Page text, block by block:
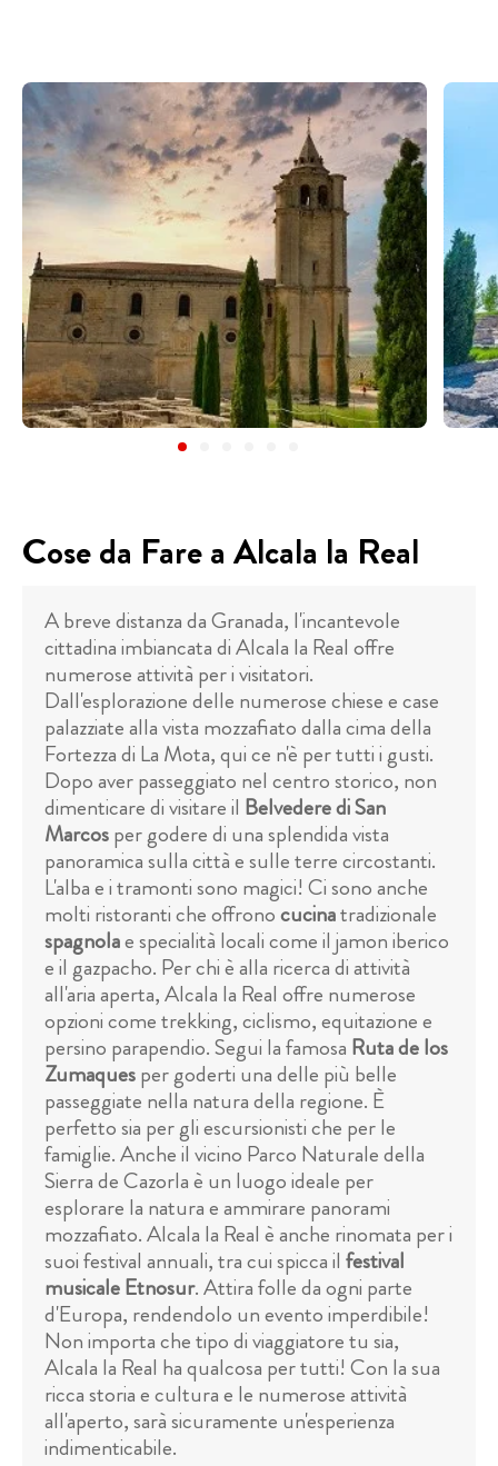
Cose da Fare a Alcala la Real
A breve distanza da Granada, l'incantevole
cittadina imbiancata di Alcala la Real offre
numerose attività per i visitatori.
Dall'esplorazione delle numerose chiese e case
palazziate alla vista mozzafiato dalla cima della
Fortezza di La Mota, qui ce n'è per tutti i gusti.
Dopo aver passeggiato nel centro storico, non
dimenticare di visitare il Belvedere di San
Marcosper godere di una splendida vista
panoramica sulla città e sulle terre circostanti.
L'alba e i tramonti sono magici! Ci sono anche
molti ristoranti che offronocucinatradizionale
spagnolae specialità locali come il jamon iberico
e il gazpacho. Per chi è alla ricerca di attività
all'aria aperta, Alcala la Real offre numerose
opzioni come trekking, ciclismo, equitazione e
persino parapendio. Segui la famosa Ruta de los
Zumaquesper goderti una delle più belle
passeggiate nella natura della regione. È
perfetto sia per gli escursionisti che per le
famiglie. Anche il vicino Parco Naturale della
Sierra de Cazorla è un luogo ideale per
esplorare la natura e ammirare panorami
mozzafiato. Alcala la Real è anche rinomata per i
suoi festival annuali, tra cui spicca il festival
musicale Etnosur. Attira folle da ogni parte
d'Europa, rendendolo un evento imperdibile!
Non importa che tipo di viaggiatore tu sia,
Alcala la Real ha qualcosa per tutti! Con la sua
ricca storia e cultura e le numerose attività
all'aperto, sarà sicuramente un'esperienza
indimenticabile.